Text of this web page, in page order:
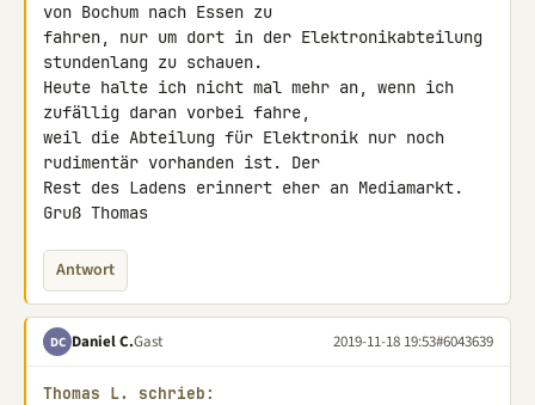
von Bochum nach Essen zu
fahren, nur um dort in der Elektronikabteilung
stundenlang zu schauen.
Heute halte ich nicht mal mehr an, wenn ich
zufällig daran vorbei fahre,
weil die Abteilung für Elektronik nur noch
rudimentär vorhanden ist. Der
Rest des Ladens erinnert eher an Mediamarkt.
Gruß Thomas
Antwort
DC Daniel C.Gast 2019-11-18 19:53#6043639
Thomas L. schrieb: